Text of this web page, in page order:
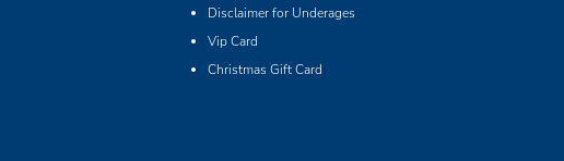
Disclaimer for Underages
Vip Card
Christmas Gift Card